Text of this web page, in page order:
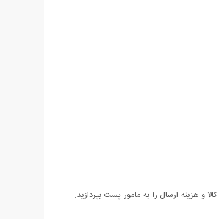
هزینه ارسال را به مامور پست بپردازید.